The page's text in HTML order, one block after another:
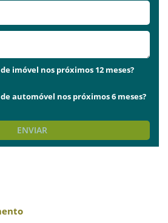
imóvel nos próximos 12 meses?
automóvel nos próximos 6 meses?
ENVIAR